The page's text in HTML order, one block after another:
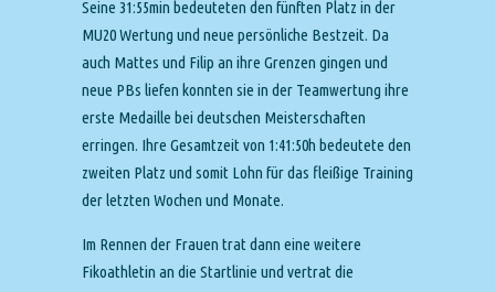
Seine 31:55min bedeuteten den fünften Platz in der
MU20 Wertung und neue persönliche Bestzeit. Da
auch Mattes und Filip an ihre Grenzen gingen und
neue PBs liefen konnten sie in der Teamwertung ihre
erste Medaille bei deutschen Meisterschaften
erringen. Ihre Gesamtzeit von 1:41:50h bedeutete den
zweiten Platz und somit Lohn für das fleißige Training
der letzten Wochen und Monate.
Im Rennen der Frauen trat dann eine weitere
Fikoathletin an die Startlinie und vertrat die